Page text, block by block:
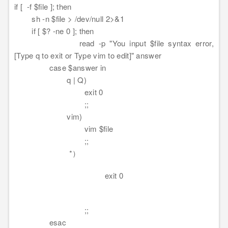
if [ -f $file ]; then
sh -n $file > /dev/null 2>&1
if [ $? -ne 0 ]; then
read -p "You input $file syntax error,
[Type q to exit or Type vim to edit]" answer
case $answer in
q | Q)
exit 0
;;
vim)
vim $file
;;
*）
exit 0
;;
esac